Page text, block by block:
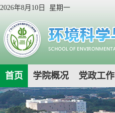
2026年8月10日 星期一
首页 学院概况 党政工作